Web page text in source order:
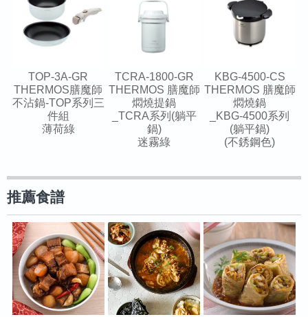
TOP-3A-GR
THERMOS膳魔師
不沾鍋-TOP系列三
件組
薄荷綠
TCRA-1800-GR
THERMOS 膳魔師
燜燒提鍋
_TCRA系列(躺平
鍋)
迷霧綠
KBG-4500-CS
THERMOS 膳魔師
燜燒鍋
_KBG-4500系列
(躺平鍋)
(不銹鋼色)
推薦食譜